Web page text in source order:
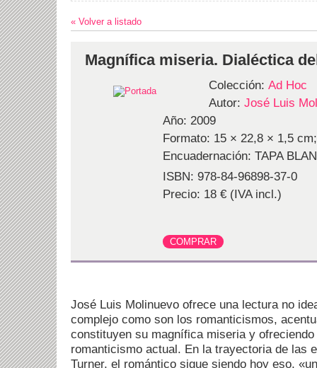
« Volver a listado
Magnífica miseria. Dialéctica
Colección: Ad Hoc
Autor: José Luis
Año: 2009
Formato: 15 × 22,8 × 1,5
Encuadernación: TAPA
ISBN: 978-84-96898-37-0
Precio: 18 € (IVA incl.)
José Luis Molinuevo ofrece una lectura no
complejo como son los romanticismos,
constituyen su magnífica miseria y
romanticismo actual. En la trayectoria de las
Turner, el romántico sigue siendo hoy eso,